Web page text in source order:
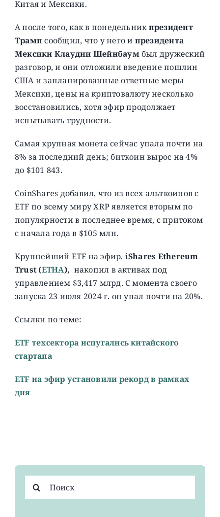
Китая и Мексики.
А после того, как в понедельникпрезидент
Трампсообщил, что у него и президента
Мексики Клаудии Шейнбаумбыл дружеский
разговор, и они отложили введение пошлин
США и запланированные ответные меры
Мексики, цены на криптовалюту несколько
восстановились, хотя эфир продолжает
испытывать трудности.
Самая крупная монета сейчас упала почти на
8% за последний день; биткоин вырос на 4%
до $101 843.
CoinShares добавил, что из всех альткоинов с
ETF по всему миру XRP является вторым по
популярности в последнее время, с притоком
с начала года в $105 млн.
Крупнейший ETF на эфир, iShares Ethereum
Trust (ETHA), накопил в активах под
управлением $3,417 млрд. С момента своего
запуска 23 июля 2024 г. он упал почти на 20%.
Ссылки по теме:
ETF техсектора испугались китайского
стартапа
ETF на эфир установили рекорд в рамках
дня
поиска: